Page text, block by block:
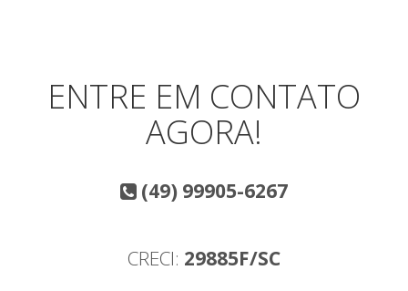
ENTRE EM CONTATO
AGORA!
(49) 99905-6267
CRECI: 29885F/SC